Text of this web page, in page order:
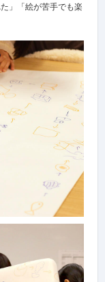
」「絵が苦手でも楽